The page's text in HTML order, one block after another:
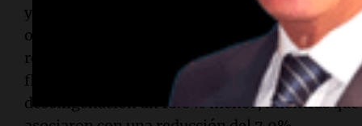
y la retención de agua en represas afectan la
observó que tanto las condiciones de bajo flujo
reducir parcialmente la desoxigenación en
flujo normal. Los ríos con condiciones de bajo
desoxigenación un 18.6% menor, mientras